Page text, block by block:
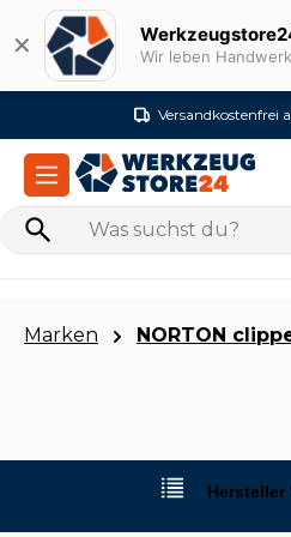
Zum Hauptinhalt springen
✕ Wir leben Handwerk
Versandkostenfrei
Marken NORTON
Hersteller